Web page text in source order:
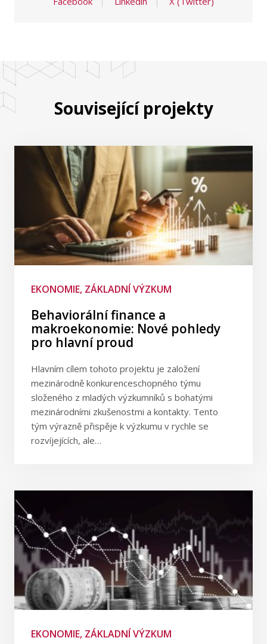
Související projekty
EKONOMIE, ZÁKLADNÍ VÝZKUM
Behaviorální finance a
makroekonomie: Nové pohledy
pro hlavní proud
Hlavním cílem tohoto projektu je založení
mezinárodně konkurenceschopného týmu
složeného z mladých výzkumníků s bohatými
mezinárodními zkušenostmi a kontakty. Tento
tým výrazně přispěje k výzkumu v rychle se
rozvíjejících, ale…
EKONOMIE, ZÁKLADNÍ VÝZKUM